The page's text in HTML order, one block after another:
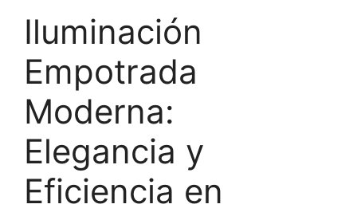
Iluminación
Empotrada
Moderna:
Elegancia y
Eficiencia en